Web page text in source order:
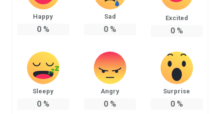
Happy
0%
Sad
0%
Excited
0%
Sleepy
0%
Angry
0%
Surprise
0%